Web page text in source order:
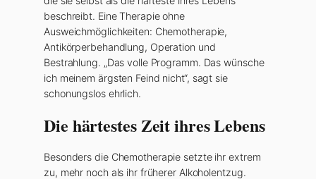
beschreibt. Eine Therapie ohne
Ausweichmöglichkeiten: Chemotherapie,
Antikörperbehandlung, Operation und
Bestrahlung. „Das volle Programm. Das wünsche
ich meinem ärgsten Feind nicht“, sagt sie
schonungslos ehrlich.
Die härtestes Zeit ihres Lebens
Besonders die Chemotherapie setzte ihr extrem
zu, mehr noch als ihr früherer Alkoholentzug.